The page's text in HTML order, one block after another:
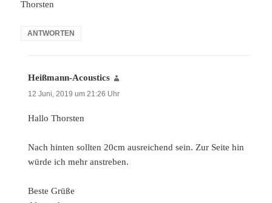
Thorsten
ANTWORTEN
Heißmann-Acoustics
12 Juni, 2019 um 21:26 Uhr
Hallo Thorsten
Nach hinten sollten 20cm ausreichend sein. Zur Seite hin
würde ich mehr anstreben.
Beste Grüße